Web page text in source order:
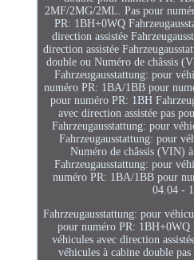
2MF/2MG/2ML. Pas pour
PR: 1BH+0WQ
direction assistée
direction assistée
double ou Numéro de châssis
Fahrzeugausstattung: pour
numéro PR: 1BA/1BB pour
pour numéro PR: 1BH
avec direction assistée pas
Fahrzeugausstattung: pour
Fahrzeugausstattung: pour
Numéro de châssis (VIN)
Fahrzeugausstattung: pour
numéro PR: 1BA/1BB pour
04.04 -
Fahrzeugausstattung: pour
pour numéro PR: 1BH+0WQ
véhicules avec direction
véhicules à cabine double